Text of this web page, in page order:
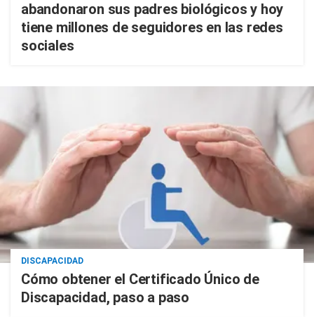
abandonaron sus padres biológicos y hoy
tiene millones de seguidores en las redes
sociales
DISCAPACIDAD
Cómo obtener el Certificado Único de
Discapacidad, paso a paso